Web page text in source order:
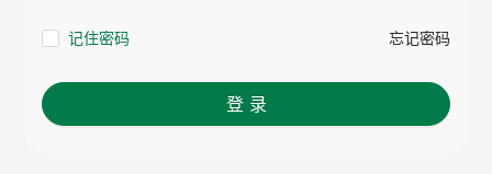
记住密码 忘记密码
登 录